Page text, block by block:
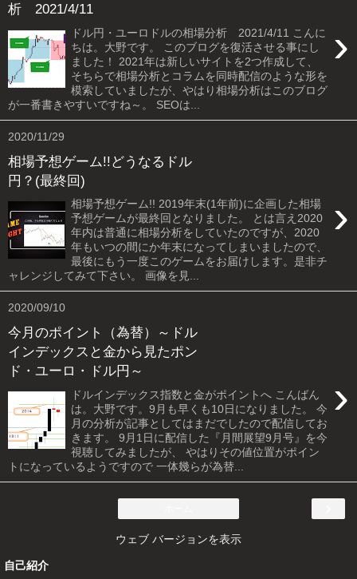
析 2021/4/11
›
ドル円・ユーロドルの相場分析 2021/4/11 こんに
ちは。大野です。 このブログを復活させる事にし
ました！ 2021年は新しいサイトを2つ作成して、
そちらで相場分析とコラムを同時配信のような形を
模索していましたが、やはり相場分析はこのブログ
が一番書きやすいですね～。 SEOは...
2020/11/29
相場予想ゲーム!!どうなるドル
円？(最終回)
›
相場予想ゲーム!! 2019年末(1年前)に企画した相場
予想ゲームが最終回となりました。 とは言え2020
年内は普通に相場分析をしていたのですが、2020
年もいつの間にか年末になってしまいましたので、
最後にもう一度このゲームをお届けします。是非チ
ャレンジしてみて下さい。 画像を見...
2020/09/10
今月のポイント（為替）～ドル
インデックスと金から見たポン
ド・ユーロ・ドル円～
›
ドルインデックス指数と金がポイントへ こんばん
は。大野です。9月も早くも10日になりました。 今
月の分析が記事としてはまだでしたので配信してお
きます。 9月1日に配信した『月間展望9月号』を今
視聴してみましたが、 やはりその値位置がポイン
トになっているようですので 一体幾らが為替...
ウェブ バージョンを表示
自己紹介